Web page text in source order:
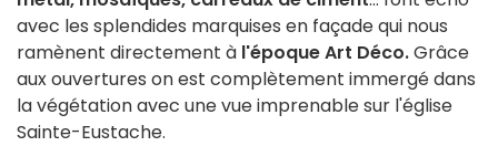
avec les splendides marquises en façade qui nous
ramènent directement à l'époque Art Déco.Grâce
aux ouvertures on est complètement immergé dans
la végétation avec une vue imprenable sur l'église
Sainte-Eustache.